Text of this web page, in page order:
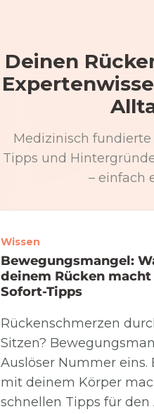
Deinen
Medizinisch
Tipps und
– einfach
Wissen
Bewegungsmangel:
deinem Rücken macht
Sofort-Tipps
Rückenschmerzen
Sitzen?
Auslöser Nummer eins.
mit deinem Körper
schnellen Tipps für den